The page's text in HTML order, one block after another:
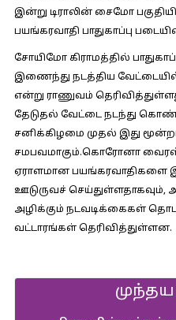
இன்று டிராலின் சைமோ
பயங்கரவாதி பாதுகாப்பு
சோயிமோ கிராமத்தில்
இணைந்து நடத்திய
என்று ராணுவம்
தேடுதல் வேட்டை நடந்து
சனிக்கிழமை முதல் இது
சமபவமாகும்.கொரோனா
ஏராளமான பயங்கரவாதிகளை
ஊடுருவச் செய்துள்ளதாகவும்,
அழிக்கும் நடவடிக்கைகள்
வட்டாரங்கள் தெரிவித்துள்ளன.